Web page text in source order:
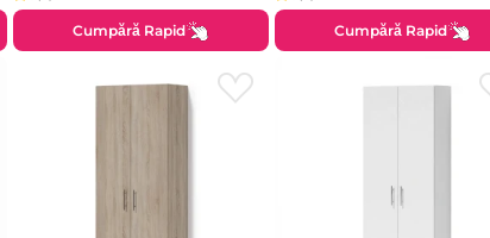
Cumpără Rapid Cumpără Rapid